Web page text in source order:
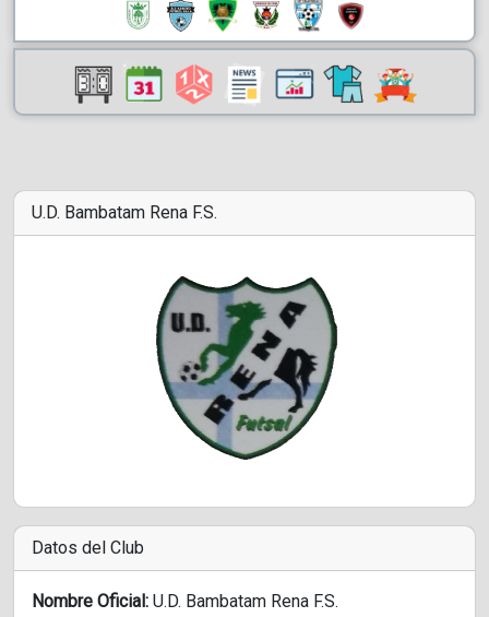
U.D. Bambatam Rena F.S.
Datos del Club
Nombre Oficial: U.D. Bambatam Rena F.S.